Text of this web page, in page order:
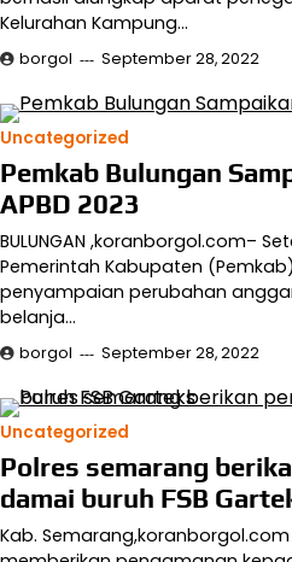
Kelurahan Kampung…
borgol September 28, 2022
Uncategorized
Pemkab Bulungan
APBD 2023
BULUNGAN ,koranborgol.com–
Pemerintah Kabupaten
penyampaian perubahan
belanja…
borgol September 28, 2022
Uncategorized
Polres semarang
damai buruh FSB
Kab.